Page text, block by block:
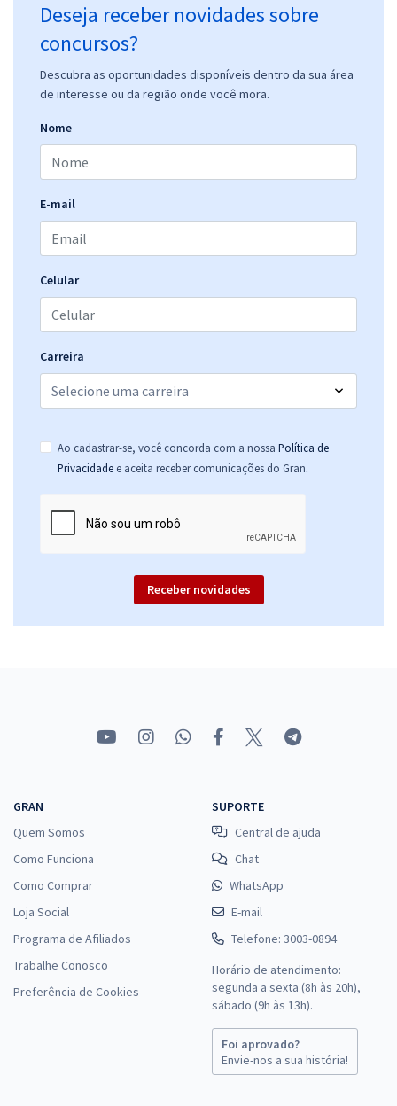
Deseja receber novidades sobre
concursos?
Descubra as oportunidades disponíveis dentro da sua área
de interesse ou da região onde você mora.
Nome
E-mail
Celular
Carreira
Ao cadastrar-se, você concorda com a nossa Política de
Privacidade e aceita receber comunicações do Gran.
Receber novidades
GRAN
Quem Somos
Como Funciona
Como Comprar
Loja Social
Programa de Afiliados
Trabalhe Conosco
Preferência de Cookies
SUPORTE
Central de ajuda
Chat
WhatsApp
E-mail
Telefone: 3003-0894
Horário de atendimento:
segunda a sexta (8h às 20h),
sábado (9h às 13h).
Foi aprovado?
Envie-nos a sua história!